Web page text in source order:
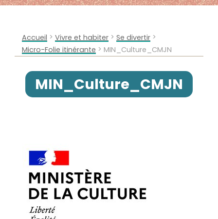
Accueil > Vivre et habiter > Se divertir >
Micro-Folie itinérante > MIN_Culture_CMJN
MIN_Culture_CMJN